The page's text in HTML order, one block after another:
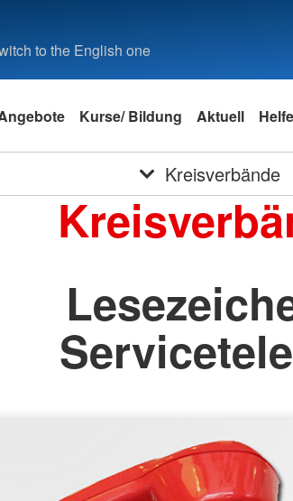
to the English one
Kurse/ Bildung Aktuell
Kreisverbände